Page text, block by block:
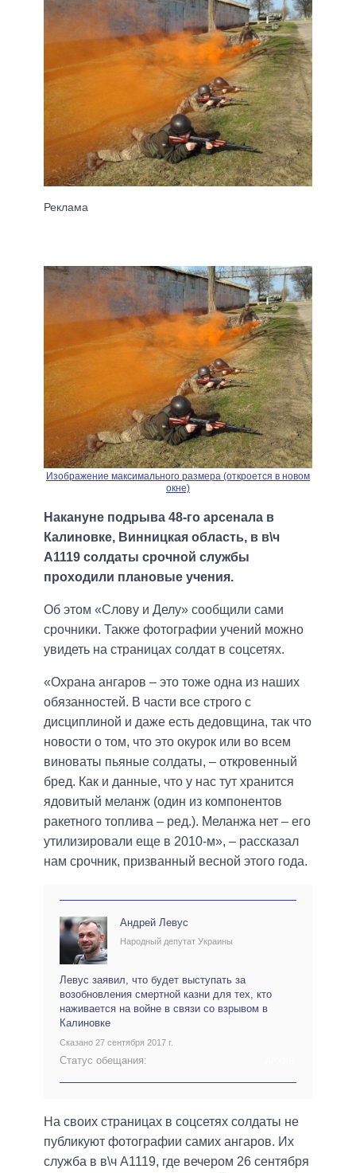
Изображение максимального размера (откроется в новом
окне)
Накануне подрыва 48-го арсенала в
Калиновке, Винницкая область, в в\ч
А1119 солдаты срочной службы
проходили плановые учения.
Об этом «Слову и Делу» сообщили сами
срочники. Также фотографии учений можно
увидеть на страницах солдат в соцсетях.
«Охрана ангаров – это тоже одна из наших
обязанностей. В части все строго с
дисциплиной и даже есть дедовщина, так что
новости о том, что это окурок или во всем
виноваты пьяные солдаты, – откровенный
бред. Как и данные, что у нас тут хранится
ядовитый меланж (один из компонентов
ракетного топлива – ред.). Меланжа нет – его
утилизировали еще в 2010-м», – рассказал
нам срочник, призванный весной этого года.
Андрей Левус
Народный депутат Украины
Левус заявил, что будет выступать за
возобновления смертной казни для тех, кто
наживается на войне в связи со взрывом в
Калиновке
Сказано 27 сентября 2017 г.
Статус обещания:
На своих страницах в соцсетях солдаты не
публикуют фотографии самих ангаров. Их
служба в в\ч А1119, где вечером 26 сентября